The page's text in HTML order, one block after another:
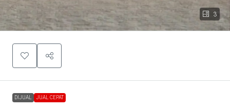
3
DIJUAL JUAL CEPAT